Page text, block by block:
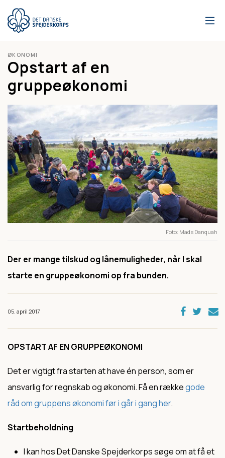
hovedindhold
ØKONOMI
Opstart af en
gruppeøkonomi
Foto Mads Danquah
Der er mange tilskud og lånemuligheder, når I skal
starte en gruppeøkonomi op fra bunden.
05. april 2017
OPSTART AF EN GRUPPEØKONOMI
Det er vigtigt fra starten at have én person, som er
ansvarlig for regnskab og økonomi. Få en rækkegode
råd om gruppens økonomi før i går i gang her.
Startbeholdning
I kan hos Det Danske Spejderkorps søge om at få et